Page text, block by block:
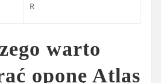
R
warto
oponę Atlas